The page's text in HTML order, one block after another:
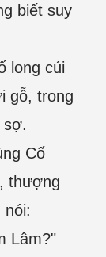
biết suy
long cúi
gỗ, trong
sợ.
Cố
thượng
nói:
Lâm?"